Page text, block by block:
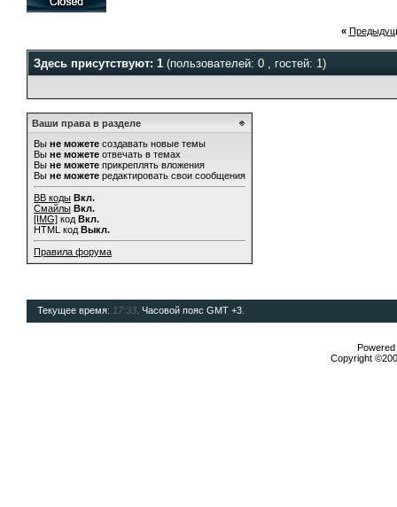
«
Здесь присутствуют: 1 (пользователей: 0 , гостей: 1)
Ваши права в разделе
Вы не можете создавать новые темы
Вы не можете отвечать в темах
Вы не можете прикреплять вложения
Вы не можете редактировать свои сообщения
BB коды Вкл.
Смайлы Вкл.
[IMG] код Вкл.
HTML код Выкл.
Правила форума
Текущее время: 17:33 . Часовой пояс GMT +3.
Copyright